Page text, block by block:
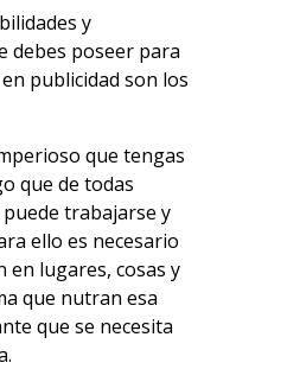
y
debes poseer para
publicidad son los
que tengas
que de todas
trabajarse y
ello es necesario
en lugares, cosas y
que nutran esa
que se necesita